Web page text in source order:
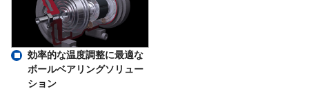
効率的な温度調整に最適な
ボールベアリングソリュー
ション